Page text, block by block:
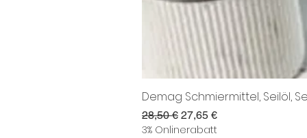
Demag Schmiermittel, Seilöl,
Standardpreis
28,50 € Sale-Preis
27,65 €
3% Onlinerabatt